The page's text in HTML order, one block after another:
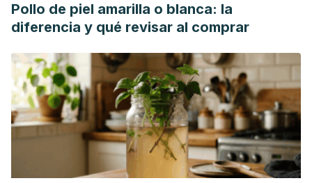
Pollo de piel amarilla o blanca: la
diferencia y qué revisar al comprar